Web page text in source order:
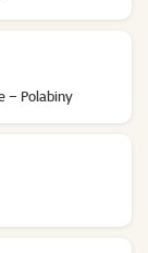
– Polabiny